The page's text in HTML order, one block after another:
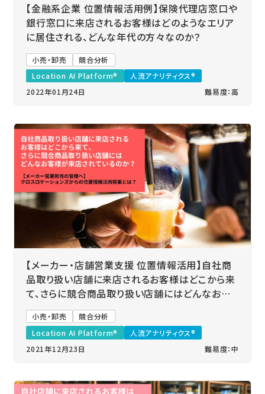
【金融系企業 位置情報活用例】保険代理店窓口や
銀行窓口に来店されるお客様はどのようなエリア
に居住される、どんな年代の方々なのか？
小売・卸売
競合分析
Location AI Platform®
人流アナリティクス®
2022年01月24日
難易度：高
【メーカー・店舗営業支援 位置情報活用】自社商
品取り扱い店舗に来店されるお客様はどこから来
て、さらに競合商品取り扱い店舗にはどんなお客
様が来店されているのか？
小売・卸売
競合分析
Location AI Platform®
人流アナリティクス®
2021年12月23日
難易度：中